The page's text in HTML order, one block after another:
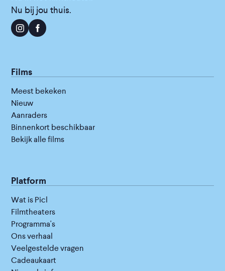
Nu bij jou thuis.
Films
Meest bekeken
Nieuw
Aanraders
Binnenkort beschikbaar
Bekijk alle films
Platform
Wat is Picl
Filmtheaters
Programma's
Ons verhaal
Veelgestelde vragen
Cadeaukaart